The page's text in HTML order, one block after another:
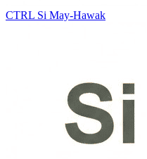
CTRL Si May-Hawak